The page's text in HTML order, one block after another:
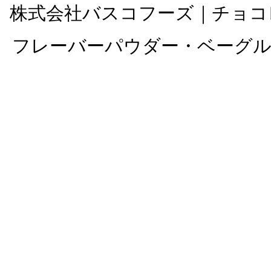
株式会社バスコフーズ｜チョ
フレーバーパウダー・ベーグ